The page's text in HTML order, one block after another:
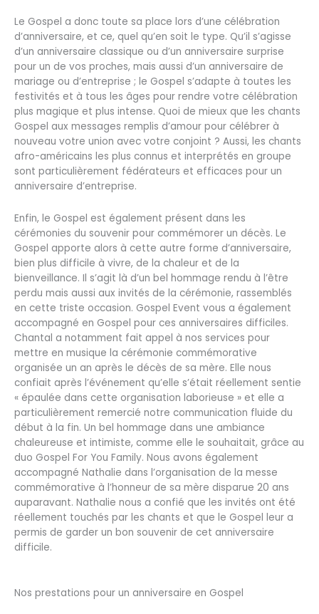
Le Gospel a donc toute sa place lors d’une célébration
d’anniversaire, et ce, quel qu’en soit le type. Qu’il s’agisse
d’un anniversaire classique ou d’un anniversaire surprise
pour un de vos proches, mais aussi d’un anniversaire de
mariage ou d’entreprise ; le Gospel s’adapte à toutes les
festivités et à tous les âges pour rendre votre célébration
plus magique et plus intense. Quoi de mieux que les chants
Gospel aux messages remplis d’amour pour célébrer à
nouveau votre union avec votre conjoint ? Aussi, les chants
afro-américains les plus connus et interprétés en groupe
sont particulièrement fédérateurs et efficaces pour un
anniversaire d’entreprise.
Enfin, le Gospel est également présent dans les
cérémonies du souvenir pour commémorer un décès. Le
Gospel apporte alors à cette autre forme d’anniversaire,
bien plus difficile à vivre, de la chaleur et de la
bienveillance. Il s’agit là d’un bel hommage rendu à l’être
perdu mais aussi aux invités de la cérémonie, rassemblés
en cette triste occasion. Gospel Event vous a également
accompagné en Gospel pour ces anniversaires difficiles.
Chantal a notamment fait appel à nos services pour
mettre en musique la cérémonie commémorative
organisée un an après le décès de sa mère. Elle nous
confiait après l’événement qu’elle s’était réellement sentie
« épaulée dans cette organisation laborieuse » et elle a
particulièrement remercié notre communication fluide du
début à la fin. Un bel hommage dans une ambiance
chaleureuse et intimiste, comme elle le souhaitait, grâce au
duo Gospel For You Family. Nous avons également
accompagné Nathalie dans l’organisation de la messe
commémorative à l’honneur de sa mère disparue 20 ans
auparavant. Nathalie nous a confié que les invités ont été
réellement touchés par les chants et que le Gospel leur a
permis de garder un bon souvenir de cet anniversaire
difficile.
Nos prestations pour un anniversaire en Gospel